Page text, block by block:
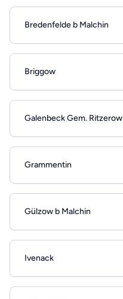
Bredenfelde b Malchin
Briggow
Galenbeck Gem. Ritzerow
Grammentin
Gülzow b Malchin
Ivenack